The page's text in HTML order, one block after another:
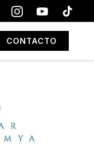
CONTACTO